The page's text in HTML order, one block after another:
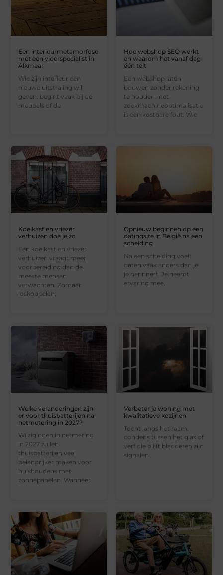
Een interieurmetamorfose
met een vloerspecialist in
Alkmaar
Wie zijn interieur een
nieuwe uitstraling wil
geven, begint vaak bij de
meubels of de
Hoe webshop SEO werkt
en waarom het vanaf dag
één telt
Een webshop laten
bouwen zonder rekening
te houden met
zoekmachineoptimalisatie
is een kostbare fout. Wie
Koelkast en vriezer
verhuizen doe je zo
Een koelkast en vriezer
verhuizen vraagt meer
voorbereiding dan de
meeste mensen
verwachten. Zomaar
loskoppelen,
Opnieuw beginnen op een
datingsite in België na een
scheiding
Na een scheiding voelt
daten vaak anders dan je
je herinnert. Je neemt
ervaring mee,
Welke veranderingen zijn
er voor thuisbatterijen na
netmetering in 2027?
Wijzigingen in netmeting
in 2027 zullen
thuisbatterijen veel
belangrijker maken voor
huishoudens met
zonnepanelen. Wanneer
Verbeter je woning met
kwalitatieve kozijnen
Tocht langs het raam,
condens tussen het glas of
verf die blijft bladderen zijn
signalen